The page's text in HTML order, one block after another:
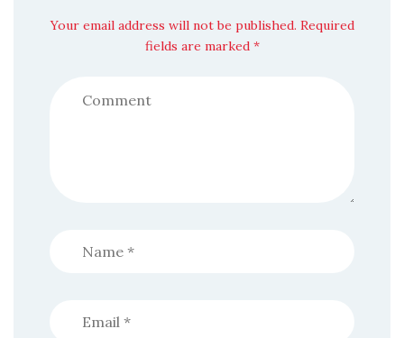
Your email address will not be published. Required
fields are marked *